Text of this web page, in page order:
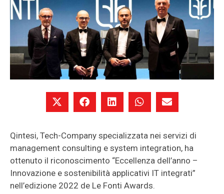
Qintesi, Tech-Company specializzata nei servizi di
management consulting e system integration, ha
ottenuto il riconoscimento “Eccellenza dell’anno –
Innovazione e sostenibilità applicativi IT integrati”
nell’edizione 2022 de Le Fonti Awards.